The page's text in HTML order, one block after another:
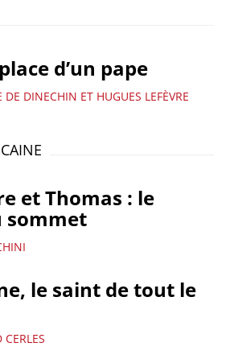
d’un pape
DINECHIN ET HUGUES LEFÈVRE
et Thomas : le
sommet
le saint de tout le
CERLES